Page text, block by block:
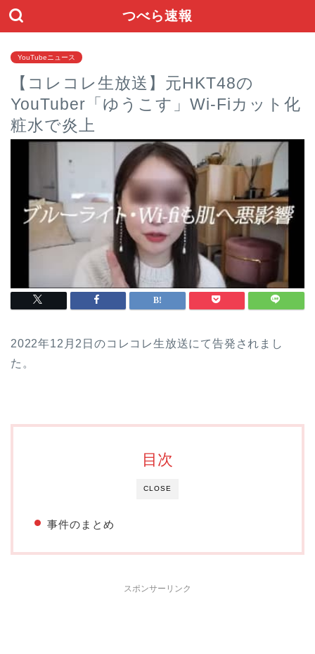
つべら速報
YouTubeニュース
【コレコレ生放送】元HKT48の
YouTuber「ゆうこす」Wi-Fiカット化
粧水で炎上
2022年12月2日のコレコレ生放送にて告発されまし
た。
CLOSE
目次
事件のまとめ
スポンサーリンク